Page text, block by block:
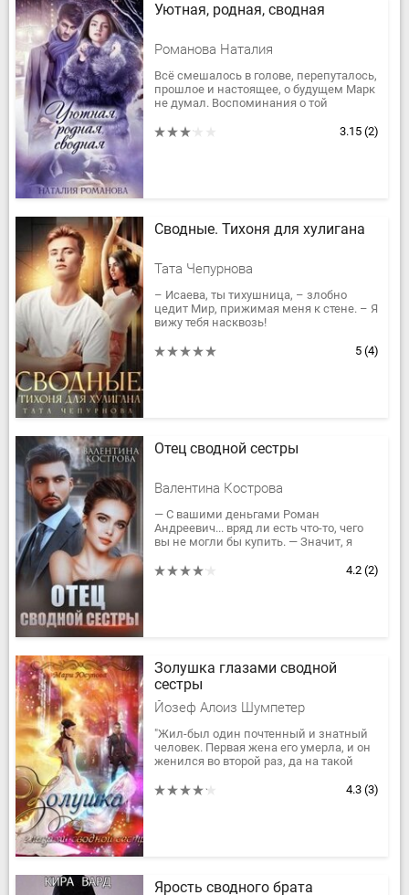
Уютная, родная, сводная
Романова Наталия
Всё смешалось в голове, перепуталось,
прошлое и настоящее, о будущем Марк
не думал. Воспоминания о той
прикосновениях - не касалась, а
3.15 (2)
Сводные. Тихоня для хулигана
Тата Чепурнова
– Исаева, ты тихушница, – злобно
цедит Мир, прижимая меня к стене. – Я
вижу тебя насквозь!
полотенце до самого подбородка,
5 (4)
Отец сводной сестры
Валентина Кострова
— С вашими деньгами Роман
Андреевич... вряд ли есть что-то, чего
вы не могли бы купить. — Значит, я
бросает в дрожь, как...
4.2 (2)
Золушка глазами сводной
сестры
Йозеф Алоиз Шумпетер
"Жил-был один почтенный и знатный
человек. Первая жена его умерла, и он
женился во второй раз, да на такой
какой свет еще не...
4.3 (3)
Ярость сводного брата